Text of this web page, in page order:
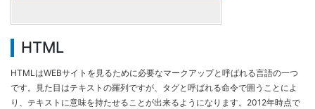
HTML
HTMLはWEBサイトを見るために必要なマークアップと呼ばれる言語の一つ
です。見た目はテキストの羅列ですが、タグと呼ばれる命令で囲うことによ
り、テキストに意味を持たせることが出来るようになります。2012年時点で